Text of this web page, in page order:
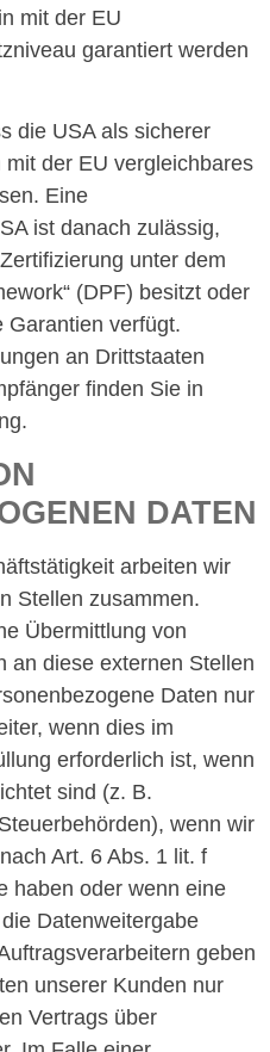
mit der EU
garantiert werden
die USA als sicherer
der EU vergleichbares
Eine
ist danach zulässig,
unter dem
(DPF) besitzt oder
Garantien verfügt.
an Drittstaaten
finden Sie in
DATEN
arbeiten wir
Stellen zusammen.
Übermittlung von
an diese externen Stellen
Daten nur
wenn dies im
erforderlich ist, wenn
sind (z. B.
wenn wir
Art. 6 Abs. 1 lit. f
haben oder wenn eine
Datenweitergabe
geben
unserer Kunden nur
Vertrags über